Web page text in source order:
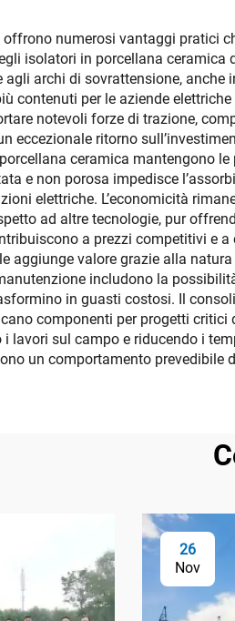
numerosi vantaggi pratici
isolatori in porcellana ceramica
archi di sovrattensione,
contenuti per le aziende
notevoli forze di trazione,
eccezionale ritorno
ceramica mantengono
e non porosa impedisce
elettriche. L’economicità
ad altre tecnologie, pur
a prezzi competitivi e
aggiunge valore grazie alla
includono la
in guasti costosi. Il
componenti per progetti
lavori sul campo e riducendo i
un comportamento
26
Nov